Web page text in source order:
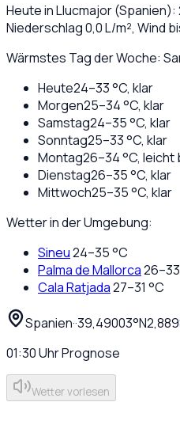
Heute inLlucmajor(Spanien):
Niederschlag0,0L/m², Wind
Wärmstes Tag der Woche:
Heute24–33°C, klar
Morgen25–34°C, klar
Samstag24–35°C, klar
Sonntag25–33°C, klar
Montag26–34°C, leicht
Dienstag26–35°C, klar
Mittwoch25–35°C, klar
Wetter in der Umgebung:
Sineu24–35°C
Palma de Mallorca26–33
Cala Ratjada27–31 °C
Spanien··39,49003°N
01:30UhrPrognose
Wetter vorlesen